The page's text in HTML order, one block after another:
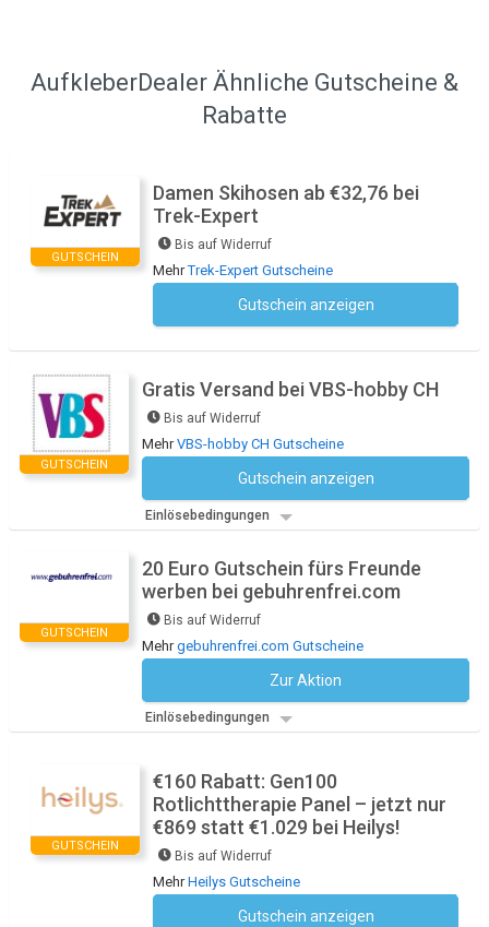
AufkleberDealer Ähnliche Gutscheine &
Rabatte
GUTSCHEIN
Damen Skihosen ab €32,76 bei
Trek-Expert
Bis auf Widerruf
MehrTrek-Expert Gutscheine
Gutschein anzeigen
GUTSCHEIN
Gratis Versand bei VBS-hobby CH
Bis auf Widerruf
MehrVBS-hobby CH Gutscheine
Gutschein anzeigen
Einlösebedingungen
GUTSCHEIN
20 Euro Gutschein fürs Freunde
werben bei gebuhrenfrei.com
Bis auf Widerruf
Mehrgebuhrenfrei.com Gutscheine
Zur Aktion
Einlösebedingungen
GUTSCHEIN
€160 Rabatt: Gen100
Rotlichttherapie Panel – jetzt nur
€869 statt €1.029 bei Heilys!
Bis auf Widerruf
MehrHeilys Gutscheine
Gutschein anzeigen